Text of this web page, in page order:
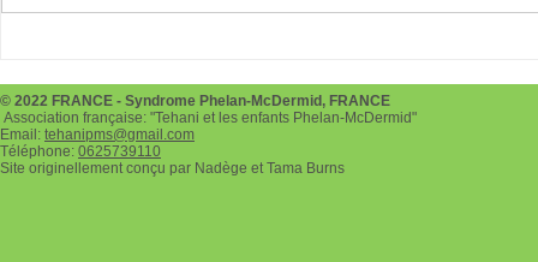
© 2022 FRANCE - Syndrome Phelan-McDermid, FRANCE
Association française: "Tehani et les enfants Phelan-McDermid"
Email: tehanipms@gmail.com
Téléphone: 0625739110
Site originellement conçu par Nadège et Tama Burns